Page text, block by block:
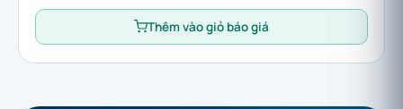
Thêm vào giỏ báo giá